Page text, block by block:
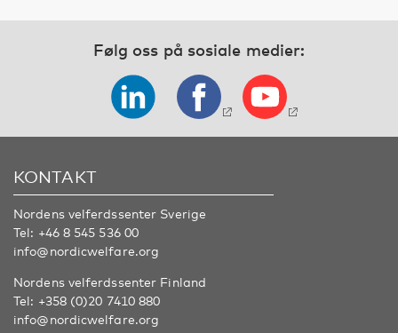
Følg oss på sosiale medier:
KONTAKT
Nordens velferdssenter Sverige
Tel: +46 8 545 536 00
info@nordicwelfare.org
Nordens velferdssenter Finland
Tel: +358 (0)20 7410 880
info@nordicwelfare.org